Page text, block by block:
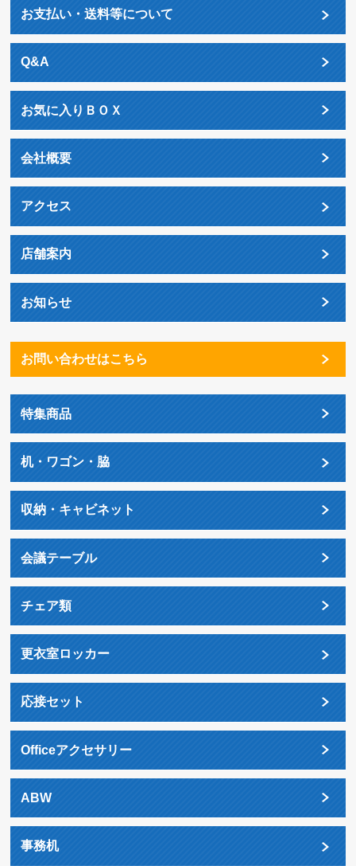
お支払い・送料等について
Q&A
お気に入りＢＯＸ
会社概要
アクセス
店舗案内
お知らせ
お問い合わせはこちら
特集商品
机・ワゴン・脇
収納・キャビネット
会議テーブル
チェア類
更衣室ロッカー
応接セット
Officeアクセサリー
ABW
事務机